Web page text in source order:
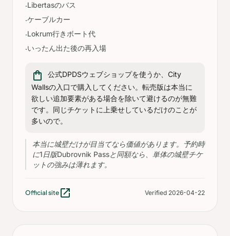
·Libertasのバス
·ケーブルカー
·Lokrum行きボート代
·いったん出た後の再入場
shopping_bag
公式DPDSウェブショップを使うか、City
Wallsの入口で購入してください。転売版は本当に
欲しい追加要素がある場合を除いて避けるのが無難
です。同じチケットに上乗せしているだけのことが
多いので。
本当に城壁だけが目当てなら価値があります。予約時
に1日版Dubrovnik Passと同額なら、単体の城壁チケ
ットの強みは薄れます。
Official site open_in_new Verified 2026-04-22